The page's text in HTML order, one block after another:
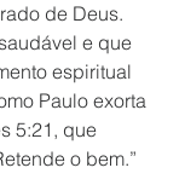
de Deus.
e que
espiritual
Paulo exorta
5:21, que
o bem.”